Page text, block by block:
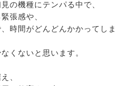
の機種にテンパる中で、
張感や、
時間がどんどんかかってしま
くないと思います。
、